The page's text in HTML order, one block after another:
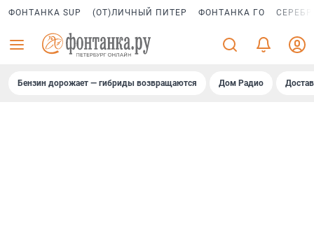
ФОНТАНКА SUP (ОТ)ЛИЧНЫЙ ПИТЕР ФОНТАНКА ГО
Бензин дорожает — гибриды возвращаются Дом Радио